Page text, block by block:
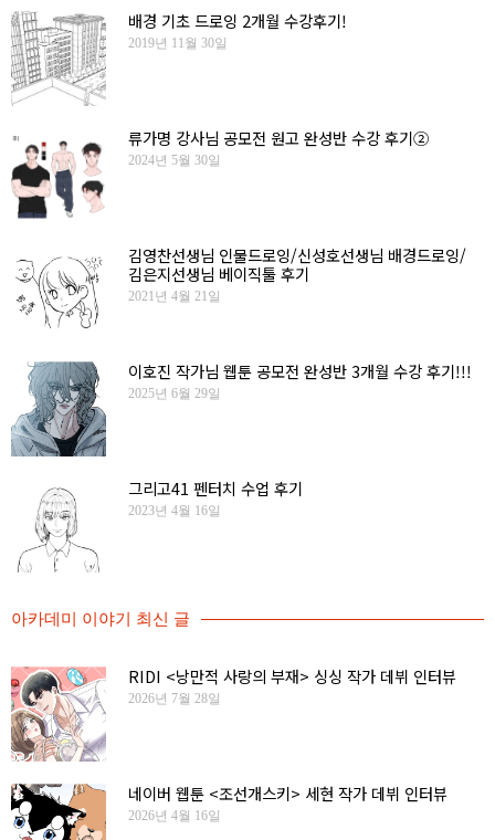
배경 기초 드로잉 2개월 수강후기!
2019년 11월 30일
류가명 강사님 공모전 원고 완성반 수강 후기②
2024년 5월 30일
김영찬선생님 인물드로잉/신성호선생님 배경드로잉/
김은지선생님 베이직툴 후기
2021년 4월 21일
이호진 작가님 웹툰 공모전 완성반 3개월 수강 후기!!!
2025년 6월 29일
그리고41 펜터치 수업 후기
2023년 4월 16일
아카데미 이야기 최신 글
RIDI <낭만적 사랑의 부재> 싱싱 작가 데뷔 인터뷰
2026년 7월 28일
네이버 웹툰 <조선개스키> 세현 작가 데뷔 인터뷰
2026년 4월 16일